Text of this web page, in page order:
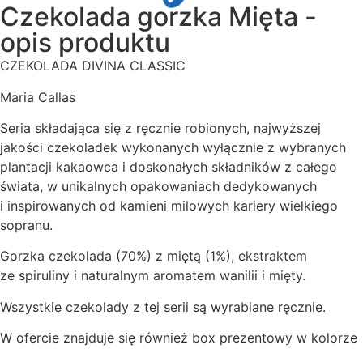
Czekolada gorzka Mięta -
opis produktu
CZEKOLADA DIVINA CLASSIC
Maria Callas
Seria składająca się z ręcznie robionych, najwyższej
jakości czekoladek wykonanych wyłącznie z wybranych
plantacji kakaowca i doskonałych składników z całego
świata, w unikalnych opakowaniach dedykowanych
i inspirowanych od kamieni milowych kariery wielkiego
sopranu.
Gorzka czekolada (70%) z miętą (1%), ekstraktem
ze spiruliny i naturalnym aromatem wanilii i mięty.
Wszystkie czekolady z tej serii są wyrabiane ręcznie.
W ofercie znajduje się również box prezentowy w kolorze